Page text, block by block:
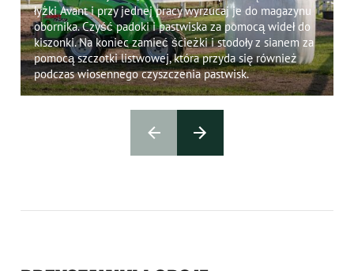
łyżki Avant i przy jednej pracy wyrzucaj je do magazynu
obornika. Czyść padoki i pastwiska za pomocą wideł do
kiszonki. Na koniec zamieć ścieżki i stodoły z sianem za
pomocą szczotki listwowej, która przyda się również
podczas wiosennego czyszczenia pastwisk.